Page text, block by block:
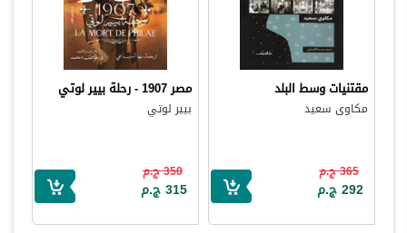
مقتنيات وسط البلد
مكاوى سعيد
365 ج.م
292 ج.م
مصر 1907 - رحلة بيير لوتي
بيير لوتي
350 ج.م
315 ج.م